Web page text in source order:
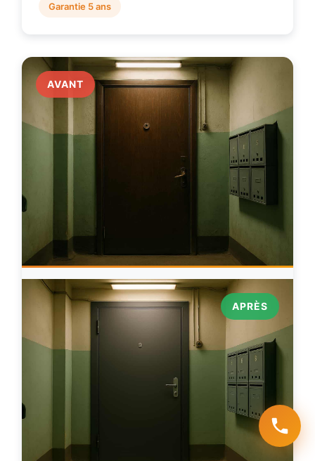
Garantie 5 ans
AVANT
APRÈS